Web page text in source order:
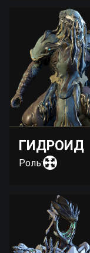
ГИДРОИД
Роль: